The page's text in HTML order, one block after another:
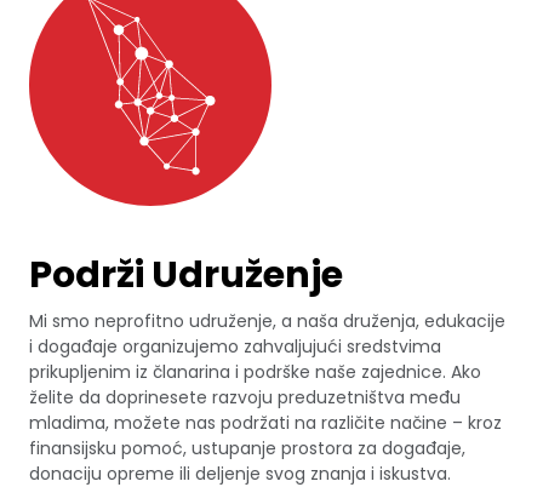
Podrži Udruženje
Mi smo neprofitno udruženje, a naša druženja, edukacije
i događaje organizujemo zahvaljujući sredstvima
prikupljenim iz članarina i podrške naše zajednice. Ako
želite da doprinesete razvoju preduzetništva među
mladima, možete nas podržati na različite načine – kroz
finansijsku pomoć, ustupanje prostora za događaje,
donaciju opreme ili deljenje svog znanja i iskustva.